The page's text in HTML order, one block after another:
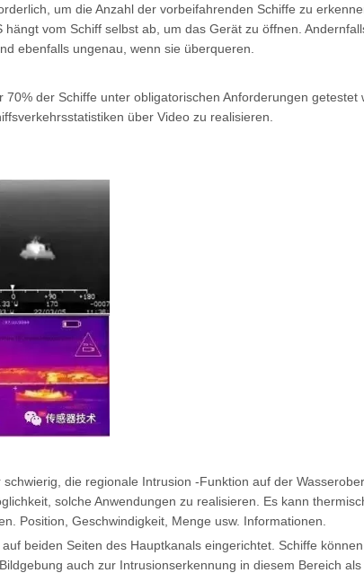
um die Anzahl der vorbeifahrenden Schiffe zu
vom Schiff selbst ab, um das Gerät zu öffnen.
ebenfalls ungenau, wenn sie überqueren.
der Schiffe unter obligatorischen Anforderungen
über Video zu realisieren.
die regionale Intrusion -Funktion auf der
solche Anwendungen zu realisieren. Es kann
Position, Geschwindigkeit, Menge usw. Informationen.
beiden Seiten des Hauptkanals eingerichtet. Schiffe
auch zur Intrusionserkennung in diesem Bereich